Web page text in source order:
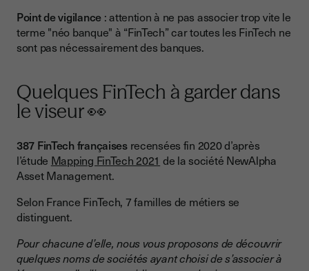
Point de vigilance : attention à ne pas associer trop vite le
terme "néo banque" à “FinTech” car toutes les FinTech ne
sont pas nécessairement des banques.
Quelques FinTech à garder dans
le viseur 👀
387 FinTech françaisesrecensées fin 2020 d’après
l’étude Mapping FinTech 2021 de la société NewAlpha
Asset Management.
Selon France FinTech, 7 familles de métiers se
distinguent.
Pour chacune d’elle, nous vous proposons de découvrir
quelques noms de sociétés ayant choisi de s’associer à